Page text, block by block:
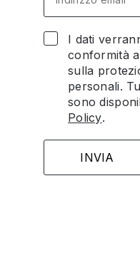
I dati
conformità
sulla
personali.
sono
Policy.